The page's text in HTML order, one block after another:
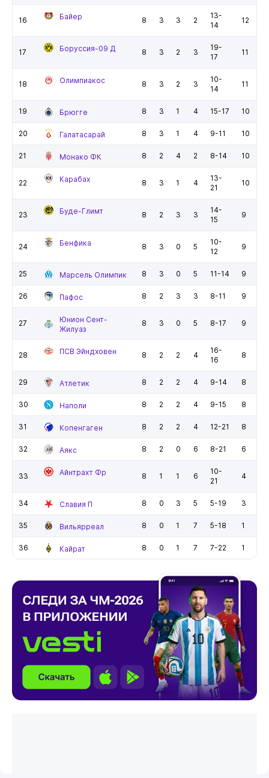
16 Байер 8 3 3 2
13-
14
12
17 Боруссия-09 Д 8 3 2 3
19-
17
11
18 Олимпиакос 8 3 2 3
10-
14
11
19 Брюгге 8 3 1 4 15-17 10
20 Галатасарай 8 3 1 4 9-11 10
21 Монако ФК 8 2 4 2 8-14 10
22 Карабах 8 3 1 4
13-
21
10
23 Буде-Глимт 8 2 3 3
14-
15
9
24 Бенфика 8 3 0 5
10-
12
9
25 Марсель Олимпик 8 3 0 5 11-14 9
26 Пафос 8 2 3 3 8-11 9
27
Юнион Сент-
Жилуаз
8 3 0 5 8-17 9
28 ПСВ Эйндховен 8 2 2 4
16-
16
8
29 Атлетик 8 2 2 4 9-14 8
30 Наполи 8 2 2 4 9-15 8
31 Копенгаген 8 2 2 4 12-21 8
32 Аякс 8 2 0 6 8-21 6
33 Айнтрахт Фр 8 1 1 6
10-
21
4
34 Славия П 8 0 3 5 5-19 3
35 Вильярреал 8 0 1 7 5-18 1
36 Кайрат 8 0 1 7 7-22 1